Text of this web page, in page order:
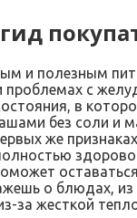
и полезным
проблемах с
в
без соли и
же
о блюдах,
за жесткой